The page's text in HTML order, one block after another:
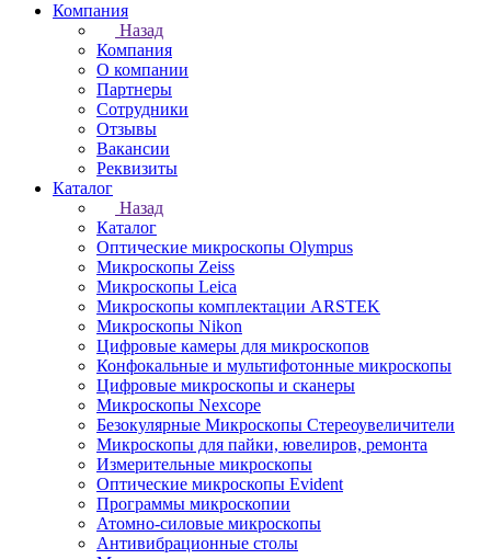
Компания
Назад
Компания
О компании
Партнеры
Сотрудники
Отзывы
Вакансии
Реквизиты
Каталог
Назад
Каталог
Оптические микроскопы Olympus
Микроскопы Zeiss
Микроскопы Leica
Микроскопы комплектации ARSTEK
Микроскопы Nikon
Цифровые камеры для микроскопов
Конфокальные и мультифотонные микроскопы
Цифровые микроскопы и сканеры
Микроскопы Nexcope
Безокулярные Микроскопы Стереоувеличители
Микроскопы для пайки, ювелиров, ремонта
Измерительные микроскопы
Оптические микроскопы Evident
Программы микроскопии
Атомно-силовые микроскопы
Антивибрационные столы